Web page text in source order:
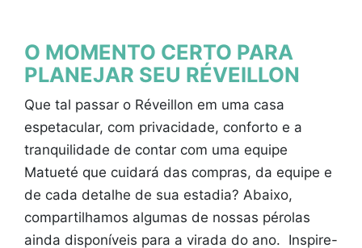
O MOMENTO CERTO PARA
PLANEJAR SEU RÉVEILLON
Que tal passar o Réveillon em uma casa
espetacular, com privacidade, conforto e a
tranquilidade de contar com uma equipe
Matueté que cuidará das compras, da equipe e
de cada detalhe de sua estadia? Abaixo,
compartilhamos algumas de nossas pérolas
ainda disponíveis para a virada do ano. Inspire-